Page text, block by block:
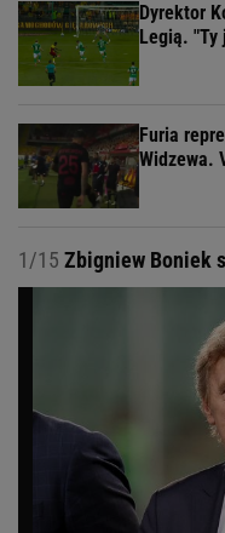
Dyrektor
Legią.
Furia
Widzewa.
1/15 Zbigniew Boniek